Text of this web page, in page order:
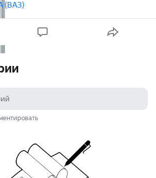
(ВАЗ)